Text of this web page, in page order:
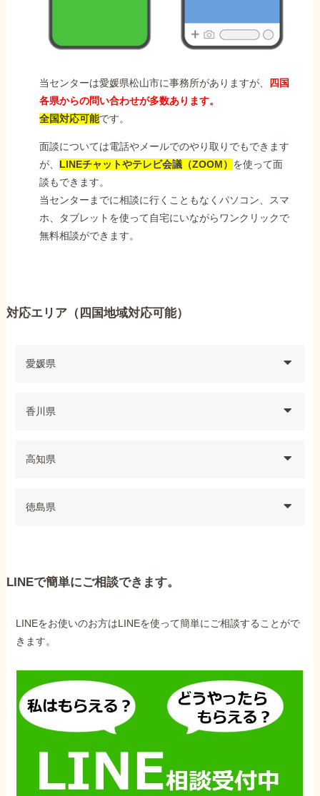
当センターは愛媛県松山市に事務所がありますが、
四国
各県からの問い合わせが多数あります。
全国対応可能です。
面談については電話やメールでのやり取りでもできます
が、 LINEチャットやテレビ会議（ZOOM） を使って面
談もできます。
当センターまでに相談に行くこともなくパソコン、スマ
ホ、タブレットを使って自宅にいながらワンクリックで
無料相談ができます。
対応エリア（四国地域対応可能）
愛媛県
香川県
高知県
徳島県
LINEで簡単にご相談できます。
LINEをお使いのお方はLINEを使って簡単にご相談することがで
きます。